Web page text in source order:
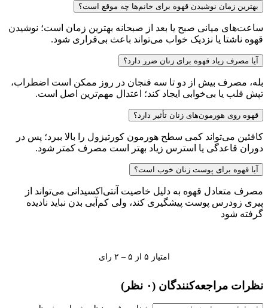
بهترین زمان نوشیدن قهوه برای خانم‌ها چه موقع است؟
ساعت‌های میانی صبح یا بعد از صبحانه بهترین زمان است؛ نوشیدن
قهوه ناشتا یا نزدیک خواب می‌تواند باعث بی‌قراری شود.
آیا مصرف زیاد قهوه برای زنان ضرر دارد؟
بله، مصرف بیش از دو تا سه فنجان در روز ممکن است اضطراب،
تپش قلب یا بی‌خوابی ایجاد کند؛ اعتدال مهم‌ترین اصل است.
قهوه روی هورمون‌های زنان تأثیر دارد؟
کافئین می‌تواند کمی سطح هورمون کورتیزول را بالا ببرد؛ پس در
دوران قاعدگی یا استرس زیاد بهتر است مصرف کمتر شود.
آیا قهوه برای پوست زنان خوب است؟
مصرف متعادل قهوه به دلیل خاصیت آنتی‌اکسیدانی می‌تواند از
پیری زودرس پوست پیشگیری کند، ولی کم‌آبی بدن نباید نادیده
گرفته شود
امتیاز ۵ از ۵ – ۲ رای
نظرات مراجعه‌کنندگان (۰ نظر)